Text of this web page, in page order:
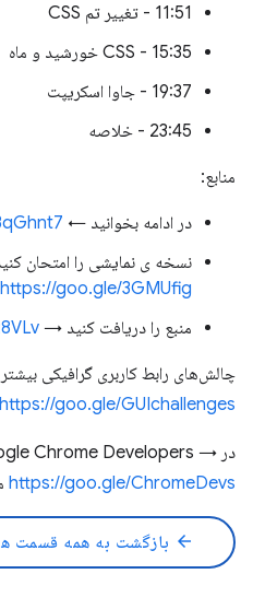
11:51 - تغییر تم CSS
15:35 - CSS خورشید و ماه
19:37 - جاوا اسکریپت
23:45 - خلاصه
منابع:
در ادامه بخوانید ←
نسخه ی نمایشی را امتحان
https://goo.gle/3GMUfig
منبع را دریافت کنید →
چالش‌های رابط کاربری گرافیکی
https://goo.gle/GUIchallenges
در Google Chrome Developers →
https://goo.gle/ChromeDevs
arrow_back بازگشت به همه قسمت